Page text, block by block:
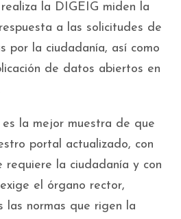
la DIGEIG miden la
a las solicitudes de
por la ciudadanía, así como
de datos abiertos en
es la mejor muestra de que
portal actualizado, con
requiere la ciudadanía y con
el órgano rector,
las normas que rigen la